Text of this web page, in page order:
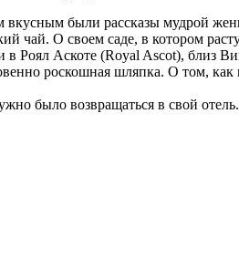
были рассказы мудрой
чай. О своем саде, в котором
Роял Аскоте (Royal Ascot), близ
роскошная шляпка. О том, как
было возвращаться в свой отель.